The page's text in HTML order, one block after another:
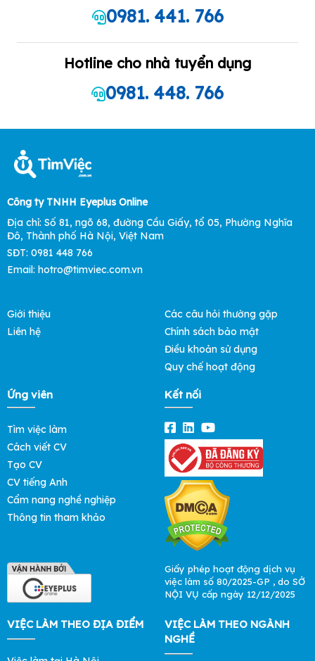
0981. 441. 766
Hotline cho nhà tuyển dụng
0981. 448. 766
Công ty TNHH Eyeplus Online
Địa chỉ: Số 81, ngõ 68, đường Cầu Giấy, tổ 05, Phường Nghĩa
Đô, Thành phố Hà Nội, Việt Nam
SĐT: 0981 448 766
Email: hotro@timviec.com.vn
Giới thiệu
Liên hệ
Các câu hỏi thường gặp
Chính sách bảo mật
Điều khoản sử dụng
Quy chế hoạt động
Ứng viên
Tìm việc làm
Cách viết CV
Tạo CV
CV tiếng Anh
Cẩm nang nghề nghiệp
Thông tin tham khảo
Kết nối
Giấy phép hoạt động dịch vụ
việc làm số 80/2025-GP , do SỞ
NỘI VỤ cấp ngày 12/12/2025
VIỆC LÀM THEO ĐỊA ĐIỂM
VIỆC LÀM THEO NGÀNH
NGHỀ